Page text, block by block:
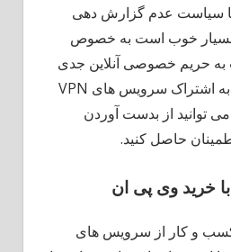
سیاست عدم گزارش دهی
بسیار خوب است به خصوص
حریم خصوصی آنلاین جدی
هستند. هنگامیکه شما به اشتراک سرویس های VPN
توانید از بدست آوردن
حاصل کنید.
خرید وی پی ان
و کار از سرویس های